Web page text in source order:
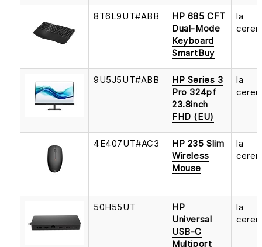
8T6L9UT#ABB
HP 685 CFT
Dual-Mode
Keyboard
SmartBuy
la
9U5J5UT#ABB
HP Series 3
Pro 324pf
23.8inch
FHD (EU)
la
4E407UT#AC3
HP 235 Slim
Wireless
Mouse
la
50H55UT
HP
Universal
USB-C
Multiport
la